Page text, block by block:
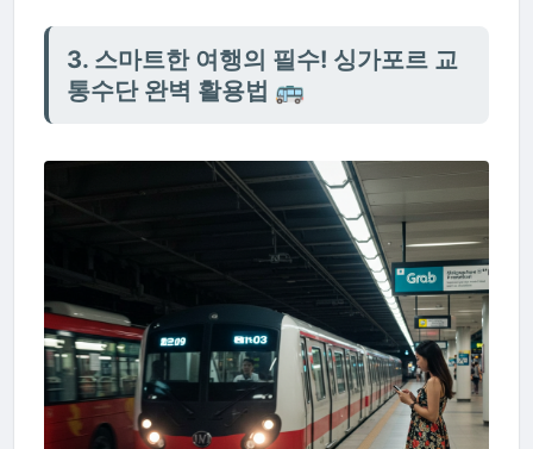
3. 스마트한 여행의 필수! 싱가포르 교
통수단 완벽 활용법 🚌